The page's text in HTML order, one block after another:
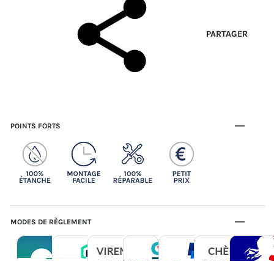
PARTAGER
POINTS FORTS
MODES DE RÈGLEMENT